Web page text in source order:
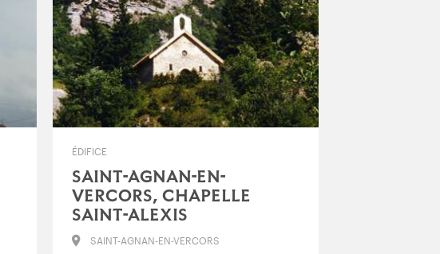
ÉDIFICE
SAINT-AGNAN-EN-
VERCORS, CHAPELLE
SAINT-ALEXIS
SAINT-AGNAN-EN-VERCORS